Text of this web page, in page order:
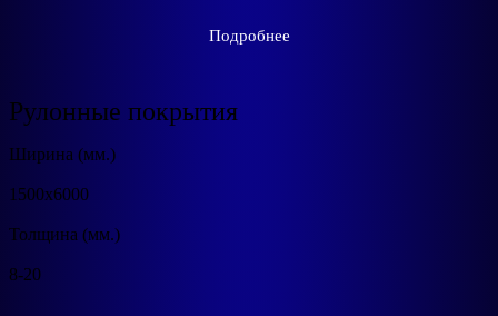
Подробнее
Рулонные покрытия
Ширина (мм.)
1500х6000
Толщина (мм.)
8-20